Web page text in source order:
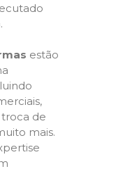
estão
de
mais.